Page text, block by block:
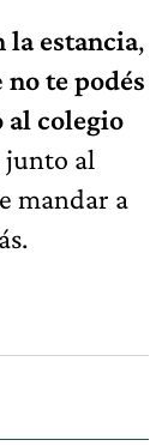
la estancia,
no te podés
al colegio
junto al
mandar a